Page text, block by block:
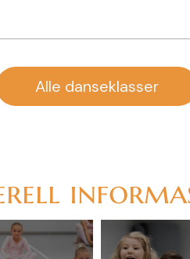
Alle danseklasser